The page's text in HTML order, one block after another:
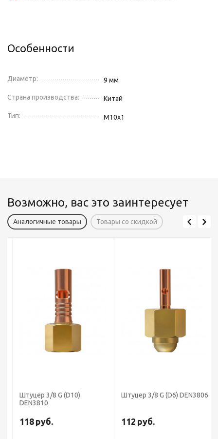
Особенности
Диаметр: 9 мм
Страна производства: Китай
Тип: М10x1
Возможно, вас это заинтересует
Аналогичные товары Товары со скидкой
Штуцер 3/8 G (D10)
DEN3810
118руб.
Штуцер 3/8 G (D6) DEN3806
112 руб.